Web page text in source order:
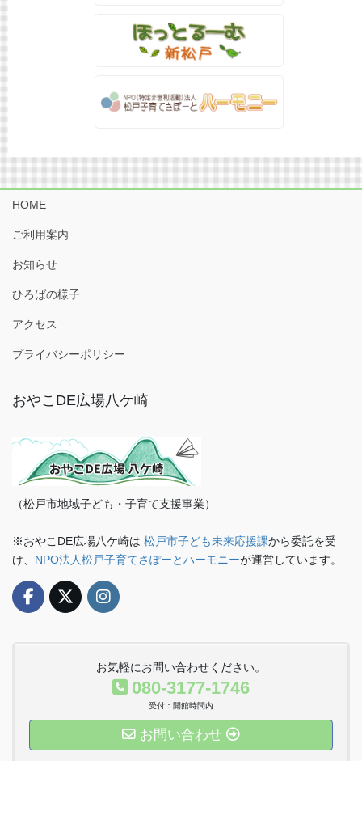
HOME
ご利用案内
お知らせ
ひろばの様子
アクセス
プライバシーポリシー
おやこDE広場八ケ崎
（松戸市地域子ども・子育て支援事業）
※おやこDE広場八ケ崎は 松戸市子ども未来応援課から委託を受
け、 NPO法人松戸子育てさぽーとハーモニーが運営しています。
お気軽にお問い合わせください。
080-3177-1746
受付：開館時間内
お問い合わせ